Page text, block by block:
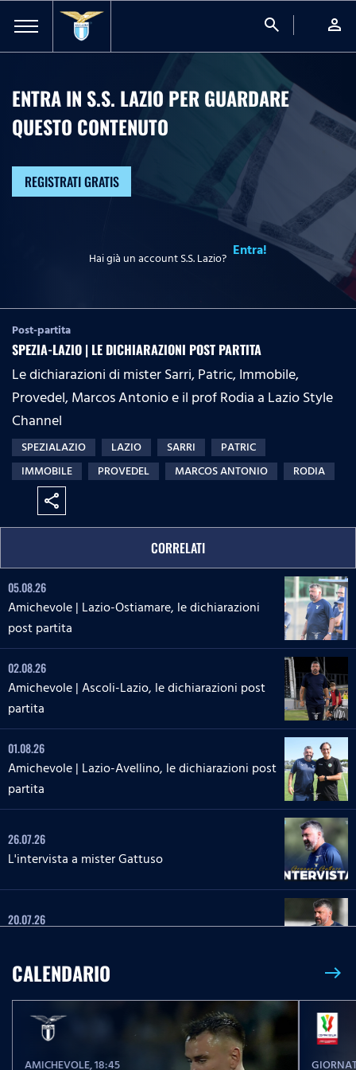
search person
ENTRA IN S.S. LAZIO PER GUARDARE
QUESTO CONTENUTO
REGISTRATI GRATIS
Hai già un account S.S. Lazio? Entra!
Post-partita
SPEZIA-LAZIO | LE DICHIARAZIONI POST PARTITA
Le dichiarazioni di mister Sarri, Patric, Immobile,
Provedel, Marcos Antonio e il prof Rodia a Lazio Style
Channel
SPEZIALAZIO LAZIO SARRI
PATRIC
IMMOBILE
PROVEDEL MARCOS ANTONIO RODIA
share
CORRELATI
05.08.26
Amichevole | Lazio-Ostiamare, le dichiarazioni
post partita
02.08.26
Amichevole | Ascoli-Lazio, le dichiarazioni post
partita
01.08.26
Amichevole | Lazio-Avellino, le dichiarazioni post
partita
26.07.26
L'intervista a mister Gattuso
20.07.26
23.05.26
Serie A Enilive | Lazio-Pisa, le parole post partita
CALENDARIO east
AMICHEVOLE, 18:45